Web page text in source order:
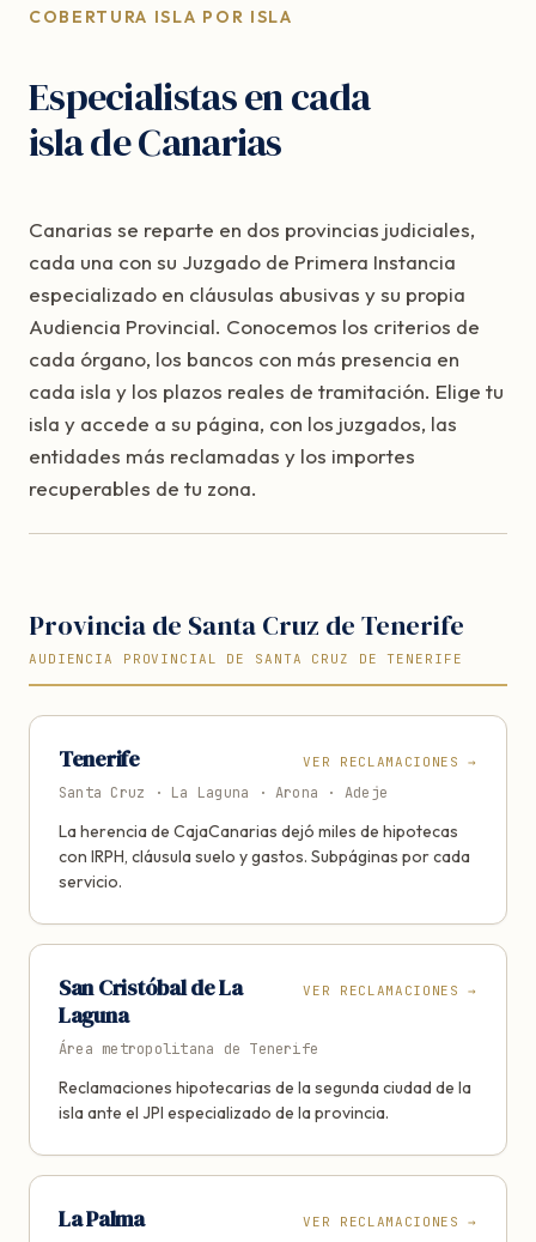
COBERTURA ISLA POR ISLA
Especialistas en cada
isla de Canarias
Canarias se reparte en dos provincias judiciales,
cada una con su Juzgado de Primera Instancia
especializado en cláusulas abusivas y su propia
Audiencia Provincial. Conocemos los criterios de
cada órgano, los bancos con más presencia en
cada isla y los plazos reales de tramitación. Elige tu
isla y accede a su página, con los juzgados, las
entidades más reclamadas y los importes
recuperables de tu zona.
Provincia de Santa Cruz de Tenerife
AUDIENCIA PROVINCIAL DE SANTA CRUZ DE TENERIFE
Tenerife VER RECLAMACIONES→
Santa Cruz · La Laguna · Arona · Adeje
La herencia de CajaCanarias dejó miles de hipotecas
con IRPH, cláusula suelo y gastos. Subpáginas por cada
servicio.
San Cristóbal de La
Laguna
VER RECLAMACIONES→
Área metropolitana de Tenerife
Reclamaciones hipotecarias de la segunda ciudad de la
isla ante el JPI especializado de la provincia.
La Palma VER RECLAMACIONES→